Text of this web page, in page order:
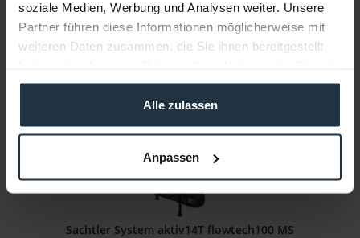
soziale Medien, Werbung und Analysen weiter. Unsere
Partner führen diese Informationen möglicherweise mit
weiteren Daten zusammen, die Sie ihnen bereitgestellt
gesammelt haben.
Alle zulassen
Anpassen
Brutto: € 5.200,30
sofort ab Lager
Sachtler System aktiv14T flowtech100 MS